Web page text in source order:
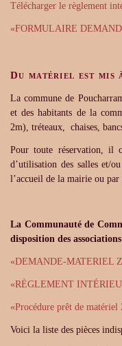
Télécharger le règlement
«FORMULAIRE
Du matériel est mis
La commune de
et des habitants de la
2m), tréteaux, chaises,
Pour toute réservation, il
d’utilisation des salles et/
l’accueil de la mairie ou
La Communauté de
disposition des
«DEMANDE-MATERIEL
«RÈGLEMENT
«Procédure prêt de matériel
Voici la liste des pièces